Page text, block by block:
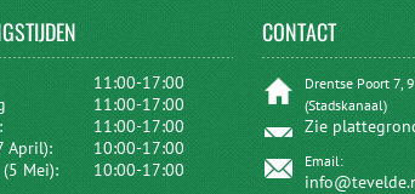
11:00-17:00
11:00-17:00
11:00-17:00
April):
10:00-17:00
Mei):
10:00-17:00
CONTACT
Drentse Poort 7,
(Stadskanaal)
Zie
Email: